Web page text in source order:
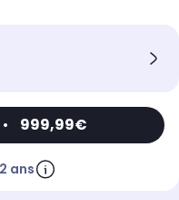
• 999,99€
2 ans